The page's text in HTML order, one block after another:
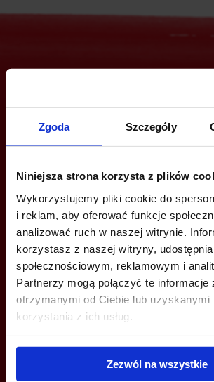
Zgoda Szczegóły
Niniejsza strona korzysta z plików
Wykorzystujemy pliki cookie do
i reklam, aby oferować funkcje
analizować ruch w naszej witrynie.
korzystasz z naszej witryny,
społecznościowym, reklamowym i
Partnerzy mogą połączyć te informacje
otrzymanymi od Ciebie lub uzyskanymi
korzystania z ich usług.
Zezwól na wszystkie
Jesteś zainteresowany
ZADZWOŃ I DOWIEDZ SIĘ WIĘCEJ
krakow@bazabiur.pl
MOŻESZ TEŻ ZOSTAWIĆ SWÓJ NUMER, A MY
Z TOBĄ